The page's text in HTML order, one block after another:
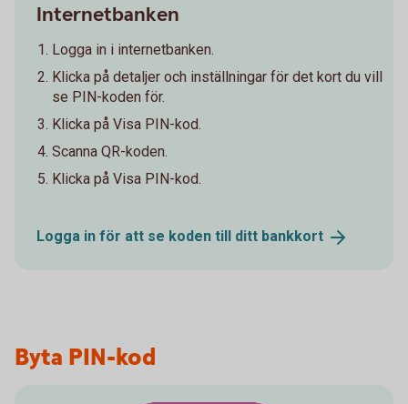
Internetbanken
Logga in i internetbanken.
Klicka på detaljer och inställningar för det kort du vill
se PIN-koden för.
Klicka på Visa PIN-kod.
Scanna QR-koden.
Klicka på Visa PIN-kod.
Logga in för att se koden till ditt bankkort
Byta PIN-kod